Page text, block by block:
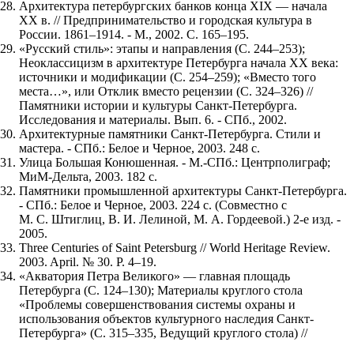
Архитектура петербургских банков конца XIX — начала
XX в. // Предпринимательство и городская культура в
России. 1861–1914. - М., 2002. С. 165–195.
«Русский стиль»: этапы и направления (С. 244–253);
Неоклассицизм в архитектуре Петербурга начала XX века:
источники и модификации (С. 254–259); «Вместо того
места…», или Отклик вместо рецензии (С. 324–326) //
Памятники истории и культуры Санкт-Петербурга.
Исследования и материалы. Вып. 6. - СПб., 2002.
Архитектурные памятники Санкт-Петербурга. Стили и
мастера. - СПб.: Белое и Черное, 2003. 248 с.
Улица Большая Конюшенная. - М.-СПб.: Центрполиграф;
МиМ-Дельта, 2003. 182 с.
Памятники промышленной архитектуры Санкт-Петербурга.
- СПб.: Белое и Черное, 2003. 224 с. (Совместно с
М. С. Штиглиц, В. И. Лелиной, М. А. Гордеевой.) 2-е изд. -
2005.
Three Centuries of Saint Petersburg // World Heritage Review.
2003. April. № 30. P. 4–19.
«Акватория Петра Великого» — главная площадь
Петербурга (С. 124–130); Материалы круглого стола
«Проблемы совершенствования системы охраны и
использования объектов культурного наследия Санкт-
Петербурга» (С. 315–335, Ведущий круглого стола) //